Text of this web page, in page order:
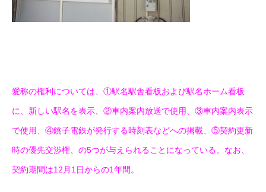
愛称の権利については、①駅名駅舎看板および駅名ホーム看板
に、新しい駅名を表示、②車内案内放送で使用、③車内案内表示
で使用、④銚子電鉄が発行する時刻表などへの掲載、⑤契約更新
時の優先交渉権、の5つが与えられることになっている。なお、
契約期間は12月1日からの1年間。